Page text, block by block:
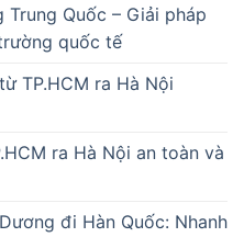
Quốc – Giải pháp
quốc tế
TP.HCM ra Hà Nội
ra Hà Nội an toàn và
đi Hàn Quốc: Nhanh